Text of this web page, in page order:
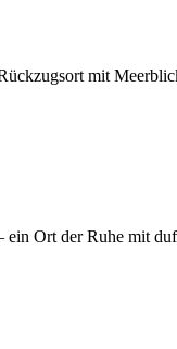
mit
Ort der Ruhe mit